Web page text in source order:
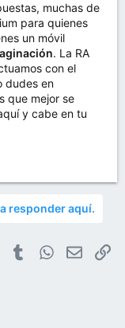
muchas de
para quienes
un móvil
. La RA
con el
dudes en
que mejor se
y cabe en tu
responder aquí.
PinterestTumblrWhatsApp
Email